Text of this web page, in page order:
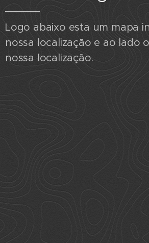
Logo abaixo esta um mapa
nossa localização e ao lado
nossa localização.